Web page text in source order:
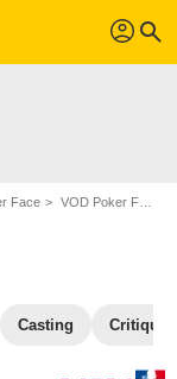
profil search
Face VOD Poker Face
Casting